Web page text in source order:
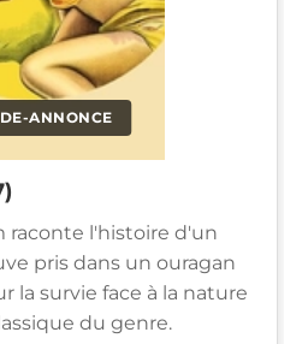
ANNONCE
raconte l'histoire d'un
pris dans un ouragan
la survie face à la nature
du genre.